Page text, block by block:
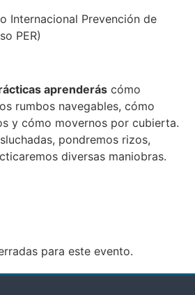
Internacional Prevención de
PER)
aprenderás cómo
rumbos navegables, cómo
y cómo movernos por cubierta.
pondremos rizos,
diversas maniobras.
para este evento.